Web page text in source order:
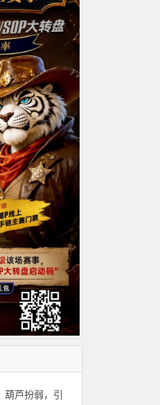
葫芦扮弱，引